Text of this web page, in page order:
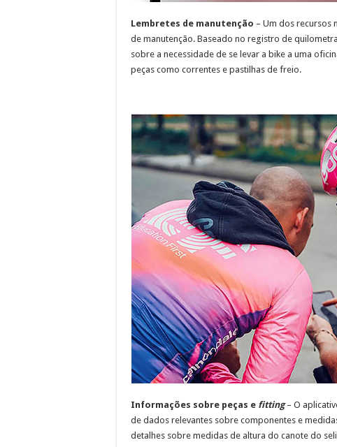
Lembretes de manutenção – Um dos recursos
de manutenção. Baseado no registro de
sobre a necessidade de se levar a bike a uma
peças como correntes e pastilhas de freio.
Informações sobre peças e fitting– O
de dados relevantes sobre componentes e
detalhes sobre medidas de altura do canote do